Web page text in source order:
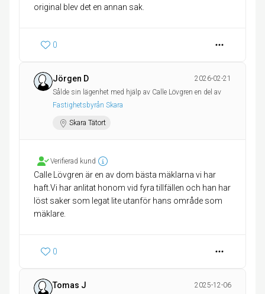
0
Jörgen D
2026-02-21
Sålde sin lägenhet med hjälp av Calle Lövgren en del av
Fastighetsbyrån Skara
Skara Tätort
Verifierad kund
Calle Lövgren är en av dom bästa mäklarna vi har
haft.Vi har anlitat honom vid fyra tillfällen och han har
löst saker som legat lite utanför hans område som
mäklare.
0
Tomas J 2025-12-06